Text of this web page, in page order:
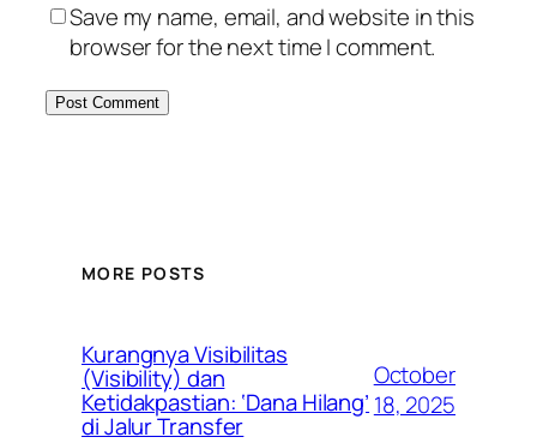
Save my name, email, and website in this
browser for the next time I comment.
MORE POSTS
Kurangnya Visibilitas
(Visibility) dan
Ketidakpastian: ‘Dana Hilang’
di Jalur Transfer
October
18, 2025